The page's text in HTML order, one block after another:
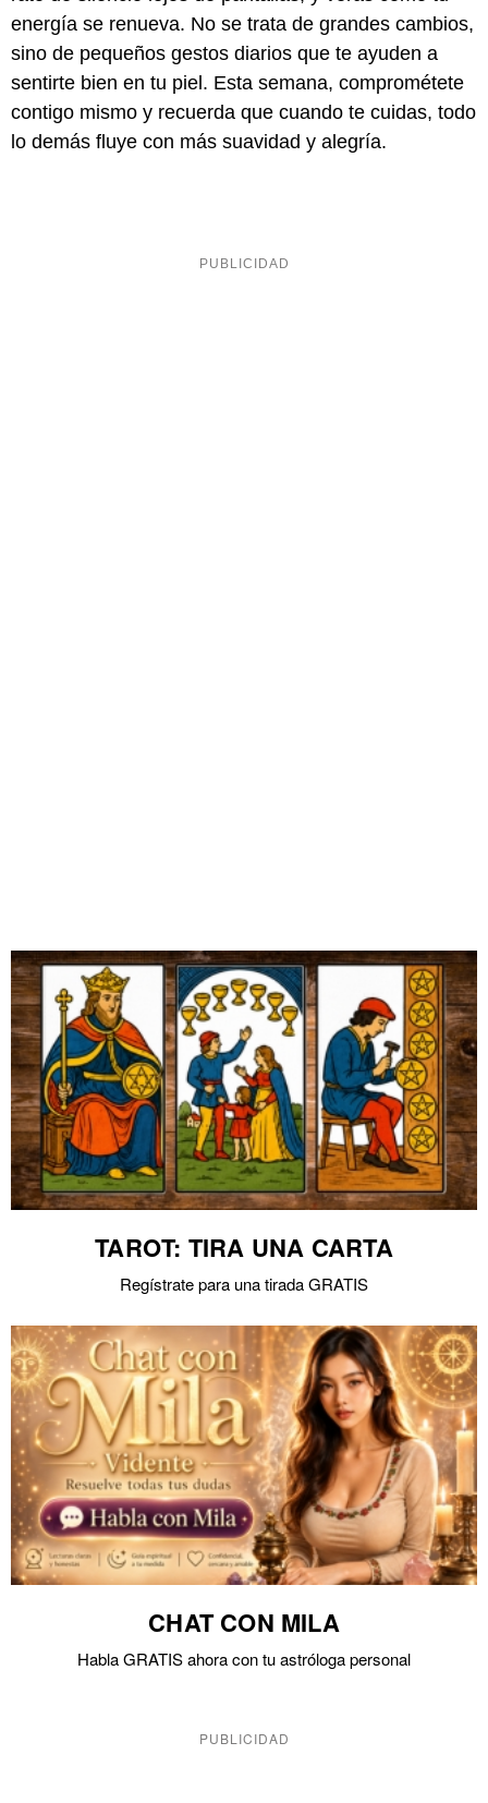
energía se renueva. No se trata de grandes cambios,
sino de pequeños gestos diarios que te ayuden a
sentirte bien en tu piel. Esta semana, comprométete
contigo mismo y recuerda que cuando te cuidas, todo
lo demás fluye con más suavidad y alegría.
TAROT: TIRA UNA CARTA
Regístrate para una tirada GRATIS
CHAT CON MILA
Habla GRATIS ahora con tu astróloga personal